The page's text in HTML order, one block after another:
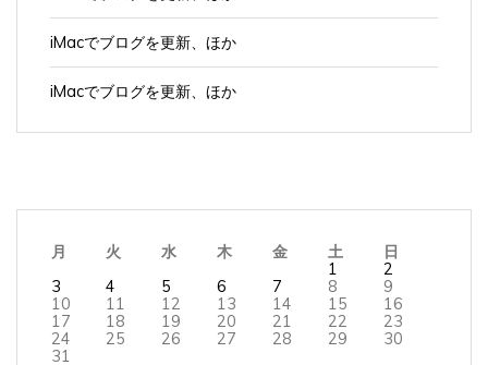
iMacでブログを更新、ほか
iMacでブログを更新、ほか
月 火 水 木 金 土
日
1
2
3
4 5 6 7 8
9
10
11 12 13 14 15
16
17
18 19 20 21 22
23
24
25 26 27 28 29
30
31